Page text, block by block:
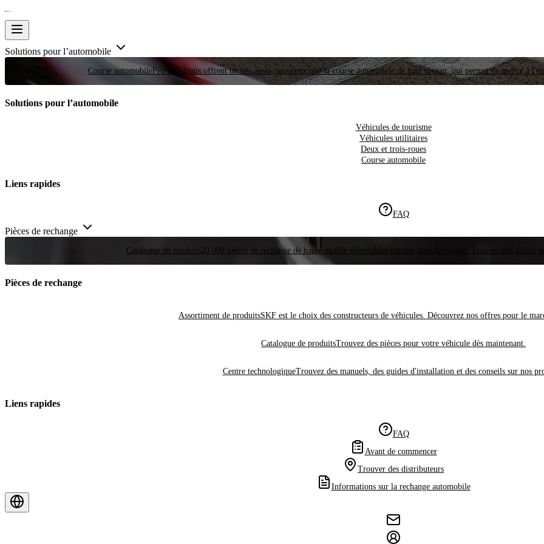
Solutions pour l’automobile
Course automobilePeu d'endroits offrent un test aussi rigoureux que la course automobile de haut niveau, qui permet de mettre à
Solutions pour l’automobile
Véhicules de tourisme
Véhicules utilitaires
Deux et trois-roues
Course automobile
Liens rapides
FAQ
Pièces de rechange
Catalogue de produits20 000 pièces de rechange de haute qualité disponibles partout dans le monde. Trouvez des pièces
Pièces de rechange
Assortiment de produitsSKF est le choix des constructeurs de véhicules. Découvrez nos offres pour le
Catalogue de produitsTrouvez des pièces pour votre véhicule dès maintenant.
Centre technologiqueTrouvez des manuels, des guides d'installation et des conseils sur nos
Liens rapides
FAQ
Avant de commencer
Trouver des distributeurs
Informations sur la rechange automobile